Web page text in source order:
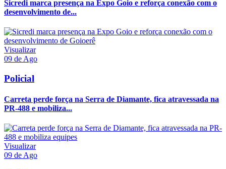
Sicredi marca presença na Expo Goio e reforça conexão com o
desenvolvimento de...
Visualizar
09 de Ago
Policial
Carreta perde força na Serra de Diamante, fica atravessada na
PR-488 e mobiliza...
Visualizar
09 de Ago